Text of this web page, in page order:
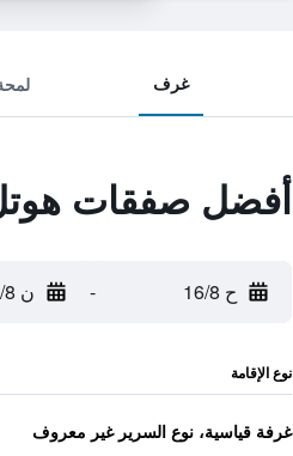
غرف
أفضل صفقات هوتل
ح 16/8 - ن 17/8
نوع الإقامة
غرفة قياسية، نوع السرير غير معروف